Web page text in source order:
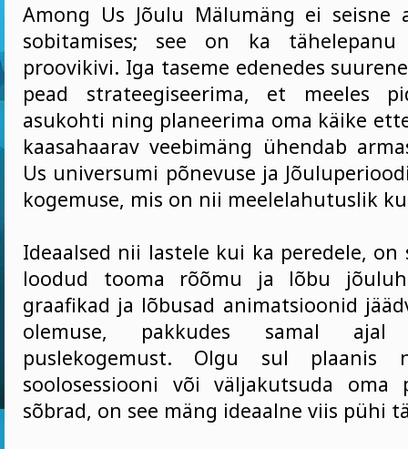
Among Us Jõulu Mälumäng ei seisne
sobitamises; see on ka
proovikivi. Iga taseme edenedes
pead strateegiseerima, et meeles
asukohti ning planeerima oma käike
kaasahaarav veebimäng ühendab
Us universumi põnevuse ja
kogemuse, mis on nii meelelahutuslik
Ideaalsed nii lastele kui ka peredele, on
loodud tooma rõõmu ja lõbu
graafikad ja lõbusad animatsioonid
olemuse, pakkudes samal ajal
puslekogemust. Olgu sul plaanis
soolosessiooni või väljakutsuda oma
sõbrad, on see mäng ideaalne viis pühi